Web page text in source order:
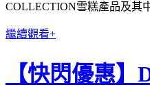
COLLECTION雪糕產品及其
繼續觀看+
【快閃優惠